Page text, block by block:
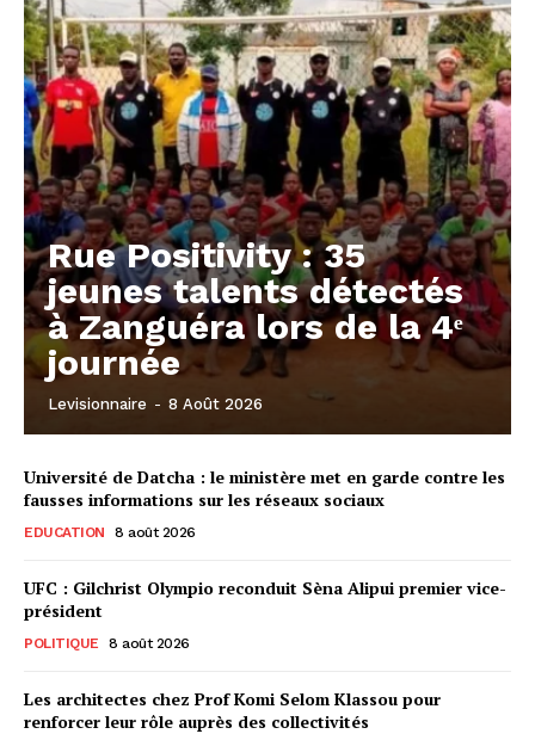
Rue Positivity : 35
jeunes talents détectés
à Zanguéra lors de la 4ᵉ
journée
Levisionnaire - 8 Août 2026
Université de Datcha : le ministère met en garde contre les
fausses informations sur les réseaux sociaux
EDUCATION 8 août 2026
UFC : Gilchrist Olympio reconduit Sèna Alipui premier vice-
président
POLITIQUE 8 août 2026
Les architectes chez Prof Komi Selom Klassou pour
renforcer leur rôle auprès des collectivités